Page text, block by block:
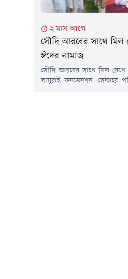
২ মাস আগে
সৌদি আরবের সাথে মিল
ঈদের নামাজ
সৌদি আরবের সাথে মিল রেখে
সামুরাই কনভেনশন সেন্টারে